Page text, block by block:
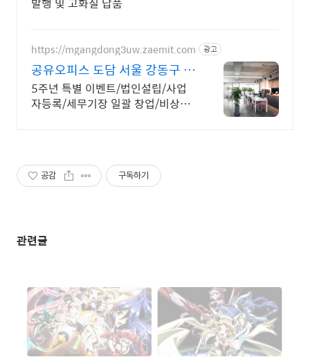
https://mgangdong3uw.zaemit.com 광고
공유오피스 도담 서울 강동구 법
인설립/세무지원
5주년 특별 이벤트/법인설립/사업
자등록/세무기장 일괄 창업/비상주
공감 구독하기
관련글